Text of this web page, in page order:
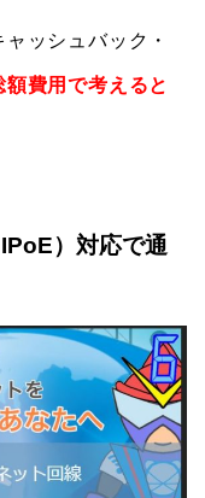
ッシュバック・
額費用で考えると
）対応で通